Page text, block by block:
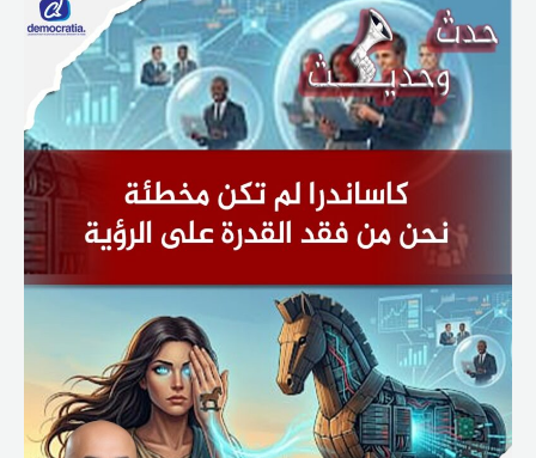
تكن
مخطئة…
من
الرؤية